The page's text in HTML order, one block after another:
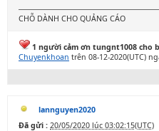
CHỖ DÀNH CHO QUẢNG CÁO
1 người cảm ơn tungnt1008 cho
Chuyenkhoan trên 08-12-2020(UTC)
lannguyen2020
Đã gửi : 20/05/2020 lúc 03:02:15(UTC)